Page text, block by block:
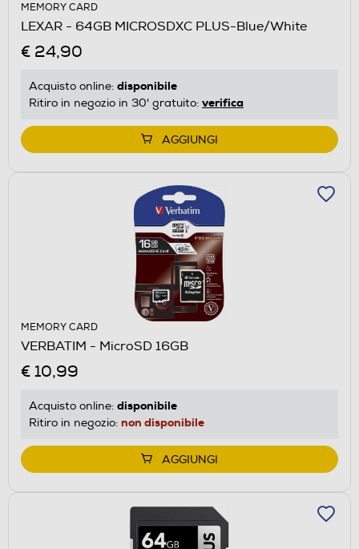
MEMORY CARD
LEXAR - 64GB MICROSDXC PLUS-Blue/White
€ 24,90
Acquisto online: disponibile
Ritiro in negozio in 30' gratuito: verifica
AGGIUNGI
MEMORY CARD
VERBATIM - MicroSD 16GB
€ 10,99
Acquisto online: disponibile
Ritiro in negozio: non disponibile
AGGIUNGI